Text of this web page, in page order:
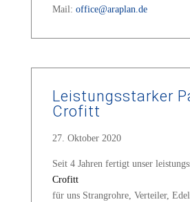
Mail: office@araplan.de
Leistungsstarker
Crofitt
27. Oktober 2020
Seit 4 Jahren fertigt unser
Crofitt
für uns Strangrohre, Verteiler,